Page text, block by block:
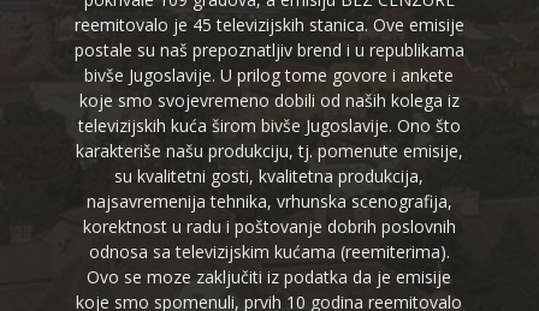
reemitovalo je 45 televizijskih stanica. Ove emisije
postale su naš prepoznatljiv brend i u republikama
bivše Jugoslavije. U prilog tome govore i ankete
koje smo svojevremeno dobili od naših kolega iz
televizijskih kuća širom bivše Jugoslavije. Ono što
karakteriše našu produkciju, tj. pomenute emisije,
su kvalitetni gosti, kvalitetna produkcija,
najsavremenija tehnika, vrhunska scenografija,
korektnost u radu i poštovanje dobrih poslovnih
odnosa sa televizijskim kućama (reemiterima).
Ovo se moze zaključiti iz podatka da je emisije
koje smo spomenuli, prvih 10 godina reemitovalo